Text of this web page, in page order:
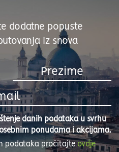
dodatne popuste
iz snova
danih podataka u svrhu
ponudama i akcijama.
podataka pročitajteovdje